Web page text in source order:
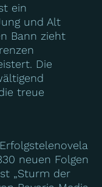
ein
und Alt
Bann zieht
Die
treue
neuen Folgen
„Sturm der